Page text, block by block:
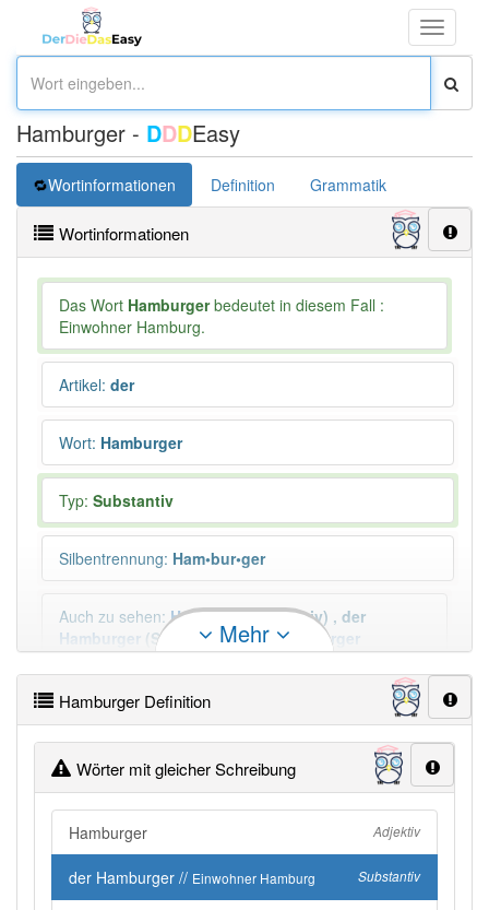
Toggle
Hamburger - DDDEasy
Wortinformationen Definition Grammatik
Wortinformationen
Das Wort Hamburgerbedeutet in diesem Fall :
Einwohner Hamburg.
Artikel: der
Wort: Hamburger
Typ: Substantiv
Silbentrennung: Ham•bur•ger
Auch zu sehen: Hamburger(Adjektiv) , der
Hamburger (Substantiv),derHamburger
die Hamburger, die Hamburger
Duden geprüft: Hamburger Duden
Hamburger Wiktionary
Mehr
Hamburger Definition
Wörter mit gleicher Schreibung
Hamburger Adjektiv
der Hamburger // Einwohner Hamburg Substantiv